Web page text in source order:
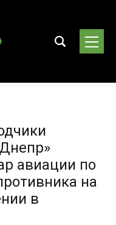
авиации по
на
в